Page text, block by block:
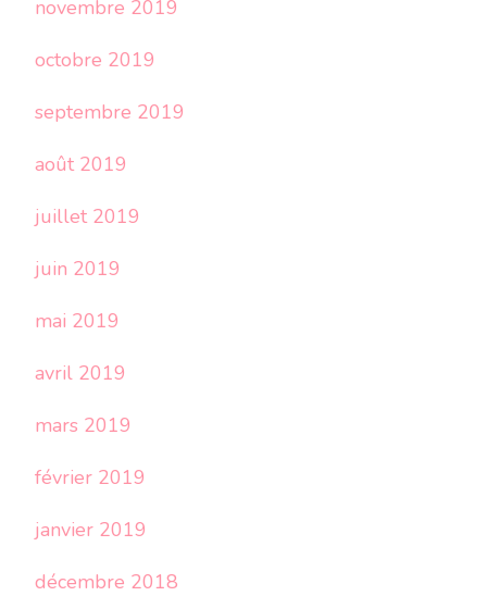
novembre 2019
octobre 2019
septembre 2019
août 2019
juillet 2019
juin 2019
mai 2019
avril 2019
mars 2019
février 2019
janvier 2019
décembre 2018